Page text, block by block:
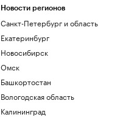
Новости регионов
Санкт-Петербург и область
Екатеринбург
Новосибирск
Омск
Башкортостан
Вологодская область
Калининград